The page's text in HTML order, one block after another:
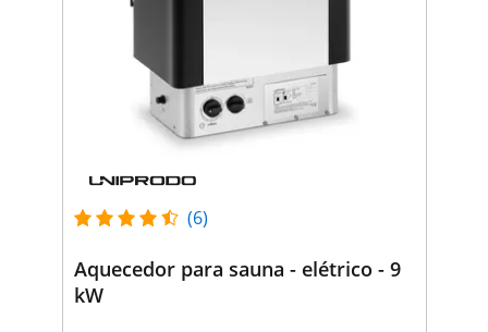
(6)
Aquecedor para sauna - elétrico - 9
kW